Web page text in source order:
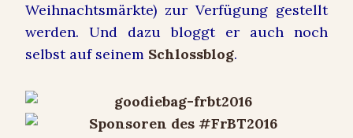
Weihnachtsmärkte) zur Verfügung gestellt
werden. Und dazu bloggt er auch noch
selbst auf seinem Schlossblog.